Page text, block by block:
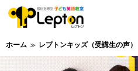
ホーム レプトンキッズ（受講生の声）